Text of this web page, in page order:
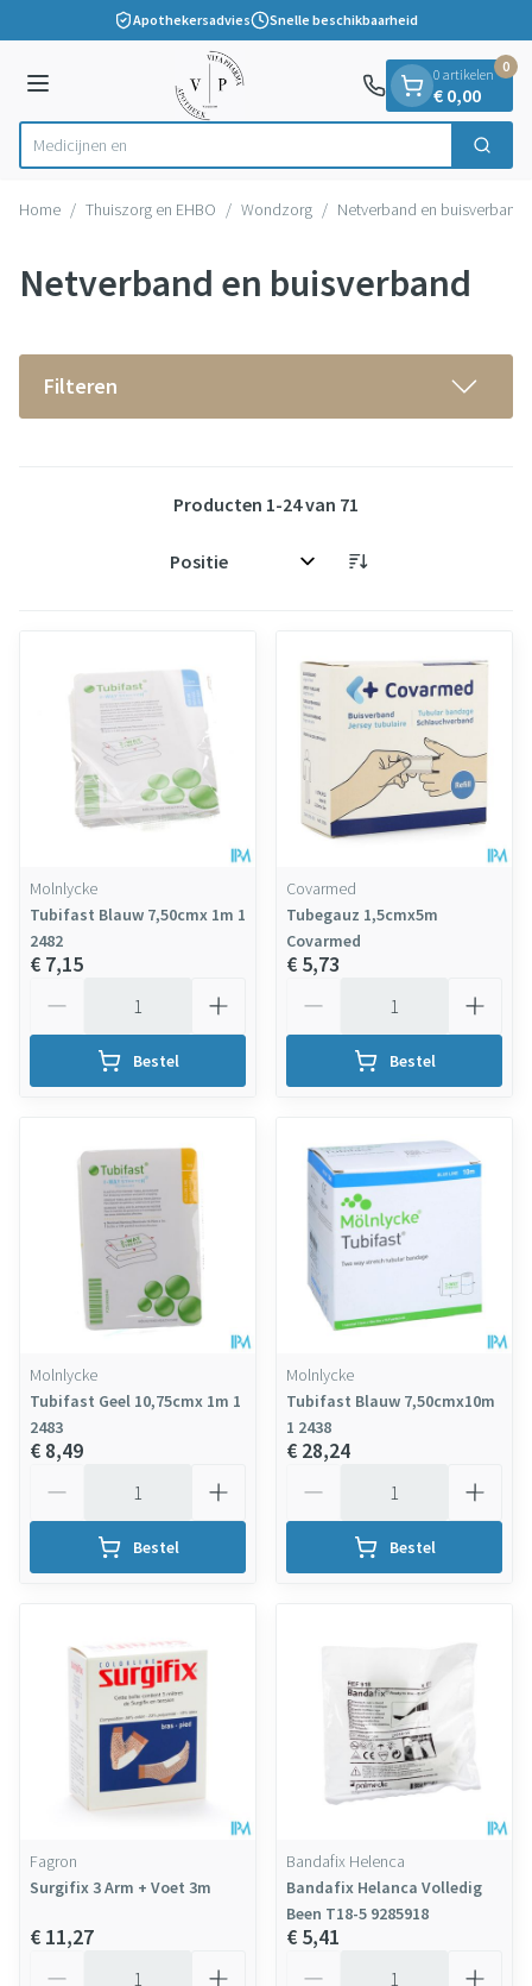
Ga naar de inhoudApothekersadvies Snelle beschikbaarheid
Menu
Product, merk, categorie... Zoek
0 artikelen
€ 0,00
0
Home / Thuiszorg en EHBO / Wondzorg / Netverband en buisverband
Netverband en buisverband
Filteren
Producten 1-24van 71
Sorteer op:
Molnlycke
Tubifast Blauw 7,50cmx 1m 1
2482
€ 7,15
Bestel
Covarmed
Tubegauz 1,5cmx5m
Covarmed
€ 5,73
Bestel
Molnlycke
Tubifast Geel 10,75cmx 1m 1
2483
€ 8,49
Bestel
Molnlycke
Tubifast Blauw 7,50cmx10m
1 2438
€ 28,24
Bestel
Fagron
Surgifix 3 Arm + Voet 3m
€ 11,27
Bandafix Helenca
Bandafix Helanca Volledig
Been T18-5 9285918
€ 5,41